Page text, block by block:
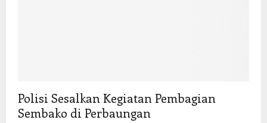
Polisi Sesalkan Kegiatan Pembagian
Sembako di Perbaungan